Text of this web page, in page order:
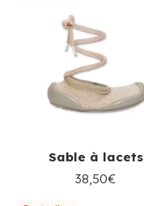
Sable à lacets
38,50€